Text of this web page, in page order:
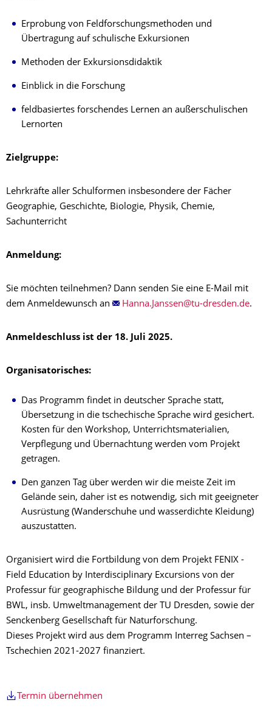
Erprobung von Feldforschungsmethoden und
Übertragung auf schulische Exkursionen
Methoden der Exkursionsdidaktik
Einblick in die Forschung
feldbasiertes forschendes Lernen an außerschulischen
Lernorten
Zielgruppe:
Lehrkräfte aller Schulformen insbesondere der Fächer
Geographie, Geschichte, Biologie, Physik, Chemie,
Sachunterricht
Anmeldung:
Sie möchten teilnehmen? Dann senden Sie eine E-Mail mit
dem Anmeldewunsch an
.
Anmeldeschluss ist der 18. Juli 2025.
Organisatorisches:
Das Programm findet in deutscher Sprache statt,
Übersetzung in die tschechische Sprache wird gesichert.
Kosten für den Workshop, Unterrichtsmaterialien,
Verpflegung und Übernachtung werden vom Projekt
getragen.
Den ganzen Tag über werden wir die meiste Zeit im
Gelände sein, daher ist es notwendig, sich mit geeigneter
Ausrüstung (Wanderschuhe und wasserdichte Kleidung)
auszustatten.
Organisiert wird die Fortbildung von dem Projekt FENIX -
Field Education by Interdisciplinary Excursions von der
Professur für geographische Bildung und der Professur für
BWL, insb. Umweltmanagement der TU Dresden, sowie der
Senckenberg Gesellschaft für Naturforschung.
Dieses Projekt wird aus dem Programm Interreg Sachsen –
Tschechien 2021-2027 finanziert.
Termin übernehmen